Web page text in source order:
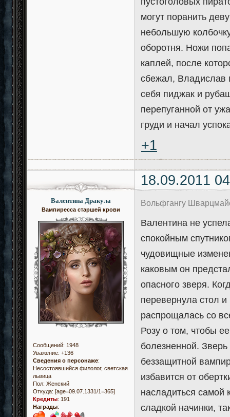
могут поранить
небольшую
оборотня. Ножи
каплей, после
сбежал, Владислав
себя пиджак и
перепуганной от
груди и начал
+1
18.09.2011
Валентина Дракула
Вампиресса старшей крови
Сообщений: 1948
Уважение: +136
Сведения о персонаже:
Несостоявшийся филолог, светская
львица
Пол: Женский
Откуда: [age=09.07.1331/1=365]
Кредиты: 191
Награды:
Вольфгангу
Валентина не
спокойным
чудовищные
каковым он
опасного зверя.
перевернула стол
распрощалась со
Розу о том, чтобы
болезненной.
беззащитной
избавится от
насладиться самой
сладкой начинки,